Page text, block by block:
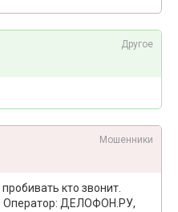
Другое
Мошенники
кто звонит.
Оператор: ДЕЛОФОН.РУ,